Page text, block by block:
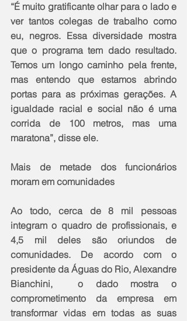
“É muito gratificante olhar para o lado e
ver tantos colegas de trabalho como
eu, negros. Essa diversidade mostra
que o programa tem dado resultado.
Temos um longo caminho pela frente,
mas entendo que estamos abrindo
portas para as próximas gerações. A
igualdade racial e social não é uma
corrida de 100 metros, mas uma
maratona”, disse ele.
Mais de metade dos funcionários
moram em comunidades
Ao todo, cerca de 8 mil pessoas
integram o quadro de profissionais, e
4,5 mil deles são oriundos de
comunidades. De acordo com o
presidente da Águas do Rio, Alexandre
Bianchini,  o dado mostra o
comprometimento da empresa em
transformar vidas em todas as suas